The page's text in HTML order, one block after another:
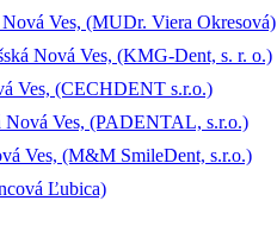
Ves, (MUDr. Viera Okresová)
Nová Ves, (KMG-Dent, s. r. o.)
Ves, (CECHDENT s.r.o.)
Nová Ves, (PADENTAL, s.r.o.)
Ves, (M&M SmileDent, s.r.o.)
Ľubica)